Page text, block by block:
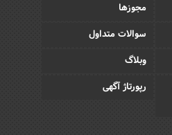
مجوزها
سوالات متداول
وبلاگ
رپورتاژ آگهی